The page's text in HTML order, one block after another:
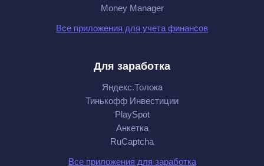
Money Manager
Все приложения для учета финансов
Для заработка
Яндекс.Толока
Тинькофф Инвестиции
PlaySpot
Анкетка
RuCaptcha
Все приложения для заработка